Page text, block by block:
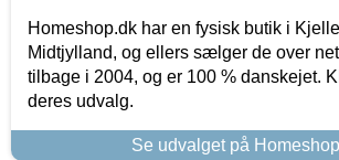
Homeshop.dk har en fysisk butik i
Midtjylland, og ellers sælger de over
tilbage i 2004, og er 100 % danskejet.
deres udvalg.
Se udvalget på